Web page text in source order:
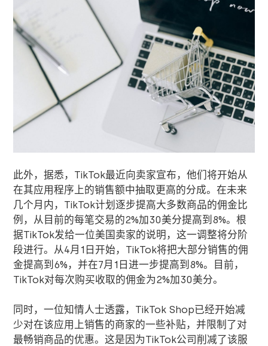
此外，据悉，TikTok最近向卖家宣布，他们将开始从
在其应用程序上的销售额中抽取更高的分成。在未来
几个月内，TikTok计划逐步提高大多数商品的佣金比
例，从目前的每笔交易的2%加30美分提高到8%。根
据TikTok发给一位美国卖家的说明，这一调整将分阶
段进行。从4月1日开始，TikTok将把大部分销售的佣
金提高到6%，并在7月1日进一步提高到8%。目前，
TikTok对每次购买收取的佣金为2%加30美分。
同时，一位知情人士透露，TikTok Shop已经开始减
少对在该应用上销售的商家的一些补贴，并限制了对
最畅销商品的优惠。这是因为TikTok公司削减了该服